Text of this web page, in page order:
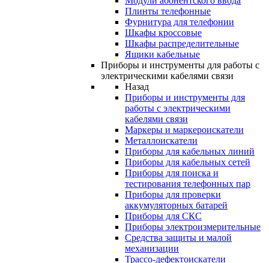
Плинты телефонные
Фурнитура для телефонии
Шкафы кроссовые
Шкафы распределительные
Ящики кабельные
Приборы и инструменты для работы с
электрическими кабелями связи
Назад
Приборы и инструменты для
работы с электрическими
кабелями связи
Маркеры и маркероискатели
Металлоискатели
Приборы для кабельных линий
Приборы для кабельных сетей
Приборы для поиска и
тестирования телефонных пар
Приборы для проверки
аккумуляторных батарей
Приборы для СКС
Приборы электроизмерительные
Средства защиты и малой
механизации
Трассо-дефектоискатели